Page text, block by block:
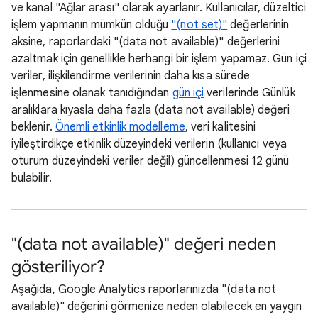
ve kanal "Ağlar arası" olarak ayarlanır. Kullanıcılar, düzeltici
işlem yapmanın mümkün olduğu "(not set)" değerlerinin
aksine, raporlardaki "(data not available)" değerlerini
azaltmak için genellikle herhangi bir işlem yapamaz. Gün içi
veriler, ilişkilendirme verilerinin daha kısa sürede
işlenmesine olanak tanıdığından gün içi verilerinde Günlük
aralıklara kıyasla daha fazla (data not available) değeri
beklenir. Önemli etkinlik modelleme, veri kalitesini
iyileştirdikçe etkinlik düzeyindeki verilerin (kullanıcı veya
oturum düzeyindeki veriler değil) güncellenmesi 12 günü
bulabilir.
"(data not available)" değeri neden
gösteriliyor?
Aşağıda, Google Analytics raporlarınızda "(data not
available)" değerini görmenize neden olabilecek en yaygın